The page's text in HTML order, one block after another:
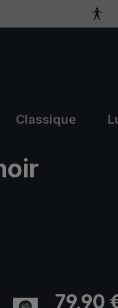
Classique
Prix régulier
79,90